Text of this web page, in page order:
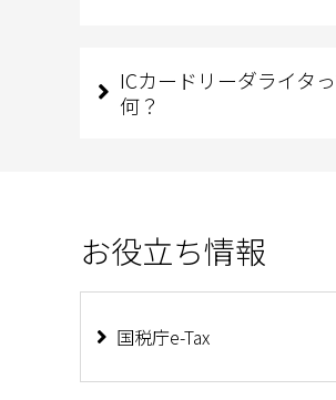
ICカードリーダライタ
何？
お役立ち情報
国税庁e-Tax